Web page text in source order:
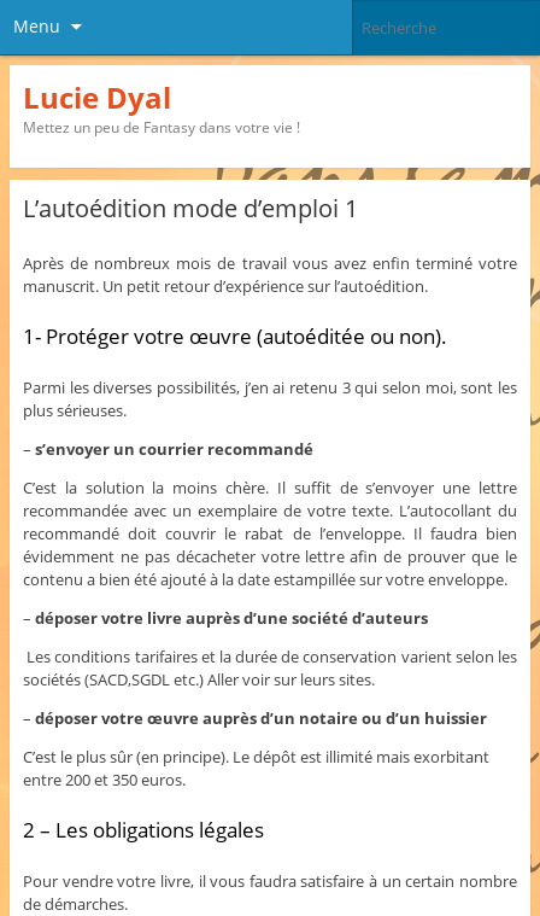
Menu
Lucie Dyal
Mettez un peu de Fantasy dans votre vie !
L’autoédition mode d’emploi 1
Après de nombreux mois de travail vous avez enfin terminé votre
manuscrit. Un petit retour d’expérience sur l’autoédition.
1- Protéger votre œuvre (autoéditée ou non).
Parmi les diverses possibilités, j’en ai retenu 3 qui selon moi, sont les
plus sérieuses.
– s’envoyer un courrier recommandé
C’est la solution la moins chère. Il suffit de s’envoyer une lettre
recommandée avec un exemplaire de votre texte. L’autocollant du
recommandé doit couvrir le rabat de l’enveloppe. Il faudra bien
évidemment ne pas décacheter votre lettre afin de prouver que le
contenu a bien été ajouté à la date estampillée sur votre enveloppe.
– déposer votre livre auprès d’une société d’auteurs
Les conditions tarifaires et la durée de conservation varient selon les
sociétés (SACD,SGDL etc.) Aller voir sur leurs sites.
– déposer votre œuvre auprès d’un notaire ou d’un huissier
C’est le plus sûr (en principe). Le dépôt est illimité mais exorbitant
entre 200 et 350 euros.
2 – Les obligations légales
Pour vendre votre livre, il vous faudra satisfaire à un certain nombre
de démarches.